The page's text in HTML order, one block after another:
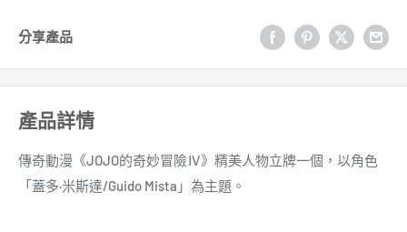
分享產品
產品詳情
傳奇動漫 《JOJO的奇妙冒險Ⅳ》 精美人物立牌一個 ，以角色
「蓋多·米斯達/Guido Mista」為主題。